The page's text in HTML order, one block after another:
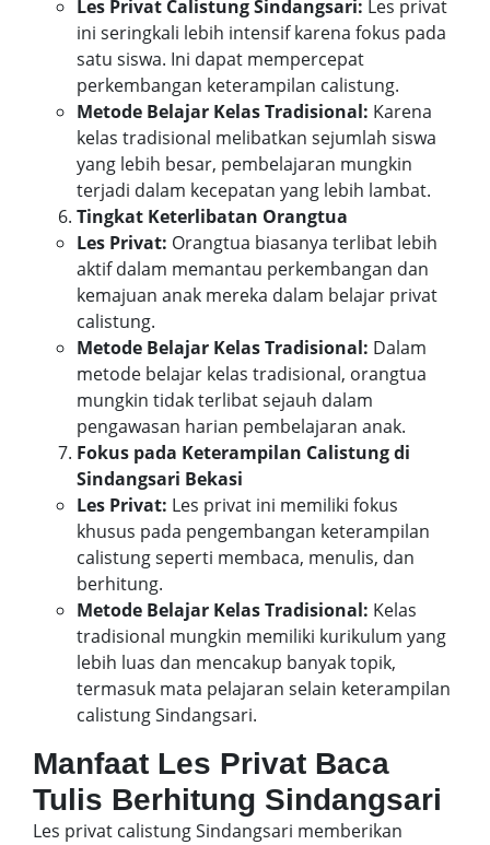
Les Privat Calistung Sindangsari: Les privat
ini seringkali lebih intensif karena fokus pada
satu siswa. Ini dapat mempercepat
perkembangan keterampilan calistung.
Metode Belajar Kelas Tradisional: Karena
kelas tradisional melibatkan sejumlah siswa
yang lebih besar, pembelajaran mungkin
terjadi dalam kecepatan yang lebih lambat.
Tingkat Keterlibatan Orangtua
Les Privat: Orangtua biasanya terlibat lebih
aktif dalam memantau perkembangan dan
kemajuan anak mereka dalam belajar privat
calistung.
Metode Belajar Kelas Tradisional: Dalam
metode belajar kelas tradisional, orangtua
mungkin tidak terlibat sejauh dalam
pengawasan harian pembelajaran anak.
Fokus pada Keterampilan Calistung di
Sindangsari Bekasi
Les Privat: Les privat ini memiliki fokus
khusus pada pengembangan keterampilan
calistung seperti membaca, menulis, dan
berhitung.
Metode Belajar Kelas Tradisional: Kelas
tradisional mungkin memiliki kurikulum yang
lebih luas dan mencakup banyak topik,
termasuk mata pelajaran selain keterampilan
calistung Sindangsari.
Manfaat Les Privat Baca
Tulis Berhitung Sindangsari
Les privat calistung Sindangsari memberikan